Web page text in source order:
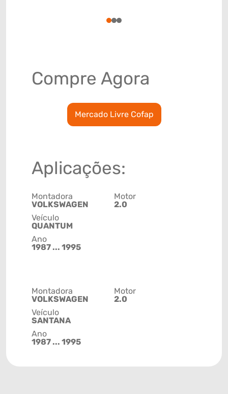
123
Compre Agora
Mercado Livre Cofap
Aplicações:
Montadora
VOLKSWAGEN
Veículo
QUANTUM
Ano
1987 ... 1995
Motor
2.0
Montadora
VOLKSWAGEN
Veículo
SANTANA
Ano
1987 ... 1995
Motor
2.0